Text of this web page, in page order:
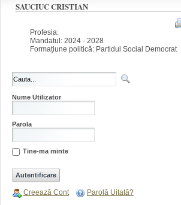
SAUCIUC CRISTIAN
Profesia:
Mandatul: 2024 - 2028
Formațiune politică: Partidul Social Democrat
Nume Utilizator
Parola
Tine-ma minte
Creează Cont Parolă Uitată?